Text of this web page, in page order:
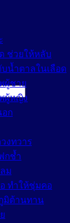
ช่วยให้หลับ
น้ำตาลในเลือด
ผู้ชาย
ผู้หญิง
อก
งทวาร
กช้ำ
ม
ทำให้ชุ่มคอ
มิต้านทาน